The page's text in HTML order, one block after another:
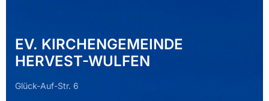
EV. KIRCHENGEMEINDE
HERVEST-WULFEN
Glück-Auf-Str. 6